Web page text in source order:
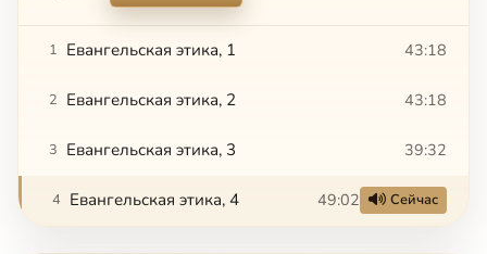
1 Евангельская этика, 1 43:18
2 Евангельская этика, 2 43:18
3 Евангельская этика, 3 39:32
4 Евангельская этика, 4 49:02 Сейчас